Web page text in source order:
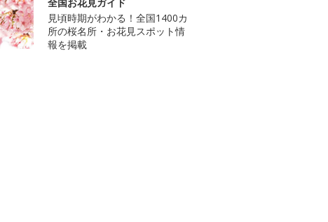
見頃時期がわかる！全国1400カ
所の桜名所・お花見スポット情
報を掲載